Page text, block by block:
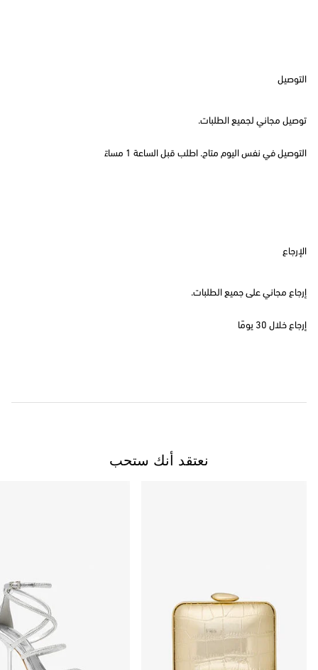
التوصيل
توصيل مجاني لجميع الطلبات.
التوصيل في نفس اليوم متاح. اطلب قبل الساعة 1 مساءً
الإرجاع
إرجاع مجاني على جميع الطلبات.
إرجاع خلال 30 يومًا
نعتقد أنك ستحب